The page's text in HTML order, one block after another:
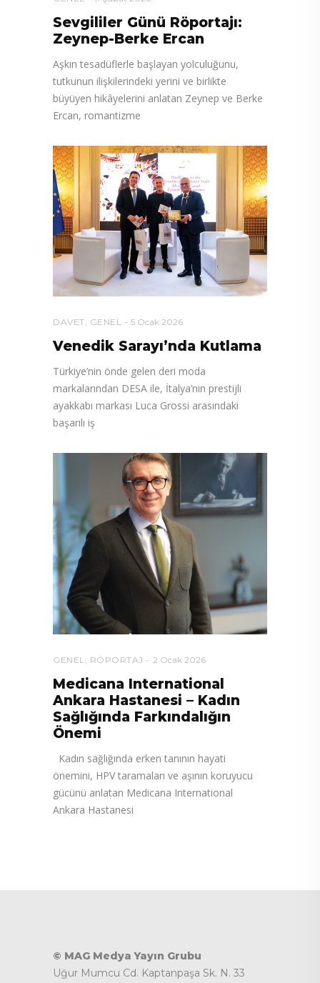
Sevgililer Günü Röportajı:
Zeynep-Berke Ercan
Aşkın tesadüflerle başlayan yolculuğunu,
tutkunun ilişkilerindeki yerini ve birlikte
büyüyen hikâyelerini anlatan Zeynep ve Berke
Ercan, romantizme
DAVET, GENEL 5 Ocak 2026
Venedik Sarayı’nda Kutlama
Türkiye’nin önde gelen deri moda
markalarından DESA ile, İtalya’nın prestijli
ayakkabı markası Luca Grossi arasındaki
başarılı iş
GENEL, RÖPORTAJ 2 Ocak 2026
Medicana International
Ankara Hastanesi – Kadın
Sağlığında Farkındalığın
Önemi
Kadın sağlığında erken tanının hayati
önemini, HPV taramaları ve aşının koruyucu
gücünü anlatan Medicana International
Ankara Hastanesi
© MAG Medya Yayın Grubu
Uğur Mumcu Cd. Kaptanpaşa Sk. N. 33